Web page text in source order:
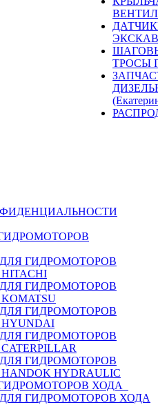
ТРОСЫ
ГИДРОМОТОРОВ
ГИДРОМОТОРОВ
ГИДРОМОТОРОВ
ГИДРОМОТОРОВ
ГИДРОМОТОРОВ
HYDRAULIC
ХОДА
ГИДРОМОТОРОВ ХОДА